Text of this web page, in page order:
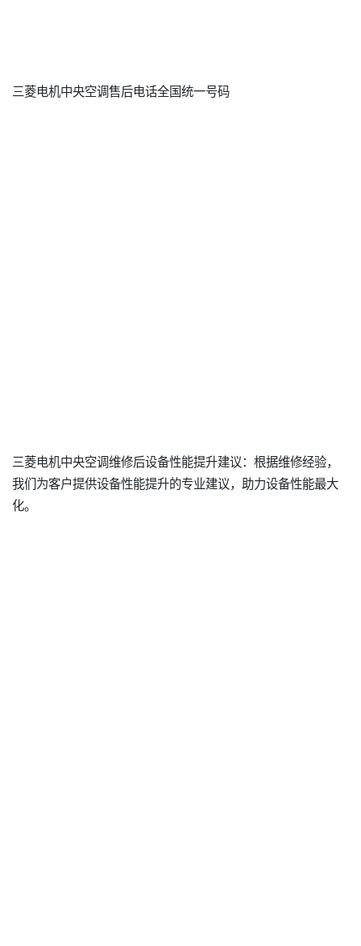
三菱电机中央空调售后电话全国统一号码
三菱电机中央空调维修后设备性能提升建议：根据维修经验，
我们为客户提供设备性能提升的专业建议，助力设备性能最大
化。